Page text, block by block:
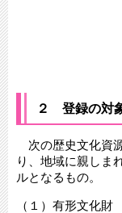
２ 登録の対
次の歴史文化資
り、地域に親しま
ルとなるもの。
（１）有形文化財